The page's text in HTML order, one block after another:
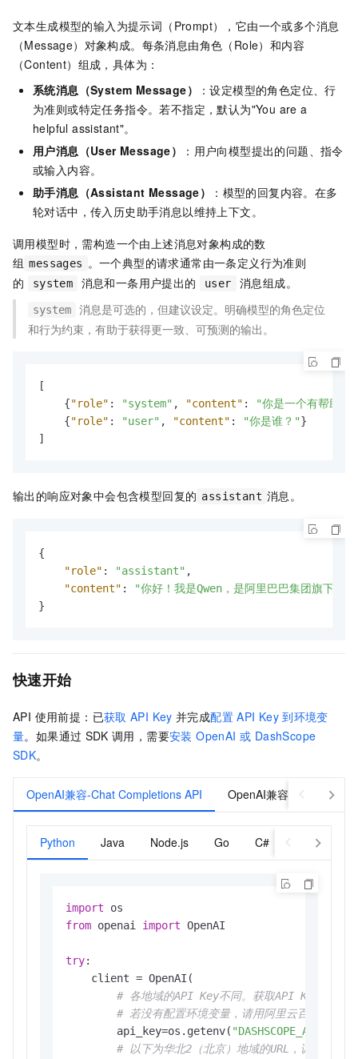
文本生成模型的输入为提示词（Prompt），它由一个或多个消息
（Message）对象构成。每条消息由角色（Role）和内容
（Content）组成，具体为：
系统消息（System Message）
：设定模型的角色定位、行
为准则或特定任务指令。若不指定，默认为"You are a
helpful assistant"。
用户消息（User Message）
：用户向模型提出的问题、指令
或输入内容。
助手消息（Assistant Message）
：模型的回复内容。在多
轮对话中，传入历史助手消息以维持上下文。
调用模型时，需构造一个由上述消息对象构成的数
组 messages 。一个典型的请求通常由一条定义行为准则
的
system 消息和一条用户提出的 user 消息组成。
system
消息是可选的，但建议设定。明确模型的角色定位
和行为约束，有助于获得更一致、可预测的输出。
[
{"role" : "system" , "content" :
"你是一个有帮助的
{"role" : "user" , "content" : "你是谁？"}
]
输出的响应对象中会包含模型回复的 assistant 消息。
{
"role" : "assistant" ,
"content" :
"你好！我是Qwen，是阿里巴巴集团旗下的
}
快速开始
API 使用前提：已获取 API Key 并完成配置 API Key 到环境变
量。如果通过 SDK 调用，需要安装 OpenAI 或 DashScope
SDK。
OpenAI兼容-Chat Completions API OpenAI兼容-Responses
Python Java Node.js Go C#（HTTP）
import
from openai import OpenAI
try:
    client = OpenAI(
# 各地域的API Key不同。获取API Key
# 若没有配置环境变量，请用阿里云百炼API
        api_key=os.getenv(
"DASHSCOPE_API_KEY"
# 以下为华北2（北京）地域的URL，调用时请